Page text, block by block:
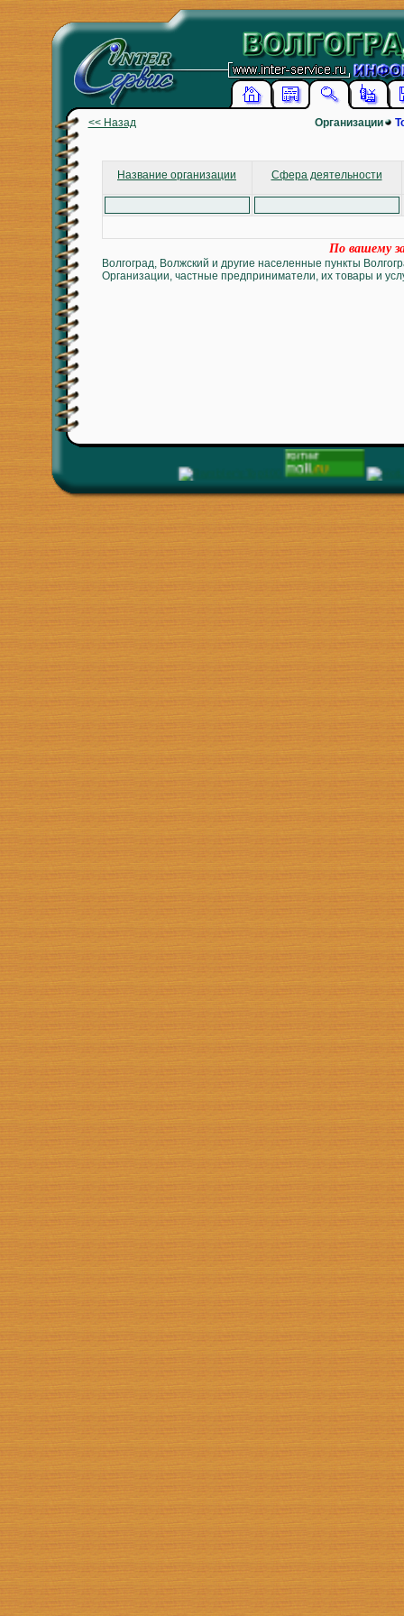
<< Назад Организации
Название организации Сфера деятельности
По вашему
Волгоград, Волжский и другие населенные пункты
Организации, частные предприниматели, их товары и